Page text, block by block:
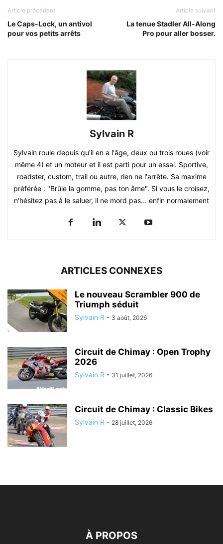
Article précédent
Le Caps-Lock, un antivol
pour vos petits arrêts
Article suivant
La tenue Stadler All-Along
Pro pour aller bosser.
Sylvain R
Sylvain roule depuis qu'il en a l'âge, deux ou trois roues (voir
même 4) et un moteur et il est parti pour un essai. Sportive,
roadster, custom, trail ou autre, rien ne l'arrête. Sa maxime
préférée : "Brûle la gomme, pas ton âme". Si vous le croisez,
n'hésitez pas à le saluer, il ne mord pas... enfin normalement
ARTICLES CONNEXES
Le nouveau Scrambler 900 de
Triumph séduit
Sylvain R - 3 août, 2026
Circuit de Chimay : Open Trophy
2026
Sylvain R - 31 juillet, 2026
Circuit de Chimay : Classic Bikes
Sylvain R - 28 juillet, 2026
À PROPOS